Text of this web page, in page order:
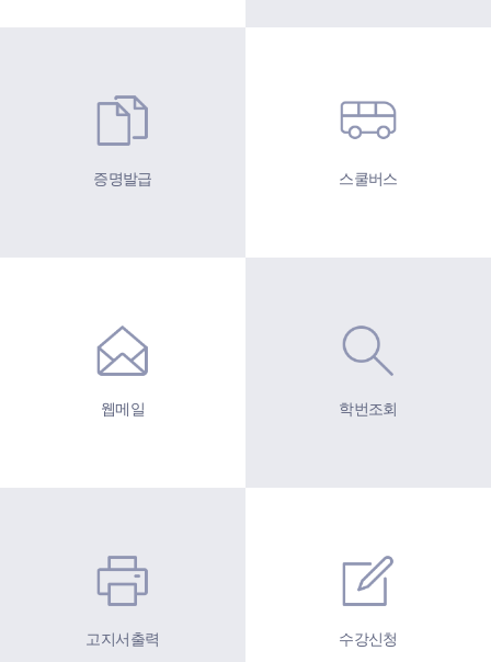
증명발급 스쿨버스
웹메일 학번조회
고지서출력 수강신청